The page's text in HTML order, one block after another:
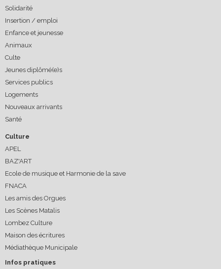
Solidarité
Insertion / emploi
Enfance et jeunesse
Animaux
Culte
Jeunes diplômé(e)s
Services publics
Logements
Nouveaux arrivants
Santé
Culture
APEL
BAZ'ART
Ecole de musique et Harmonie de la save
FNACA
Les amis des Orgues
Les Scènes Matalis
Lombez Culture
Maison des écritures
Médiathèque Municipale
Infos pratiques